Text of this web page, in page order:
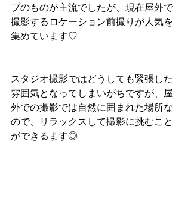
プのものが主流でしたが、現在屋外で
撮影するロケーション前撮りが人気を
集めています♡
スタジオ撮影ではどうしても緊張した
雰囲気となってしまいがちですが、屋
外での撮影では自然に囲まれた場所な
ので、リラックスして撮影に挑むこと
ができるます◎